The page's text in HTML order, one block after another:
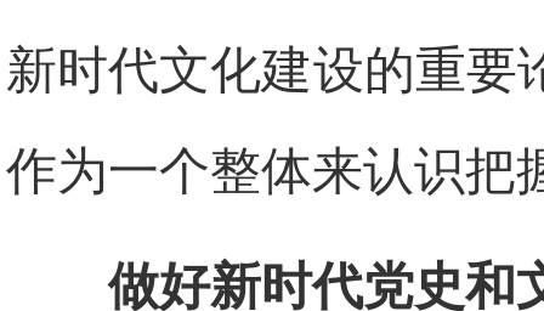
新时代文化建设的重要
作为一个整体来认识把
做好新时代党史和